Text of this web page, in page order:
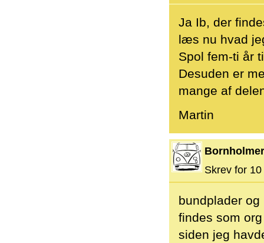
Ja Ib, der
læs nu hvad
Spol fem-ti år
Desuden er
mange af
Martin
Bornholmer
Skrev for
bundplader
findes som
siden jeg